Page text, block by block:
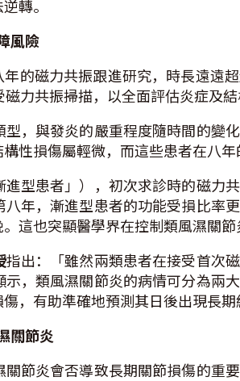
轉。
風險
的磁力共振跟進研究，時長遠遠
力共振掃描，以全面評估炎症及
，與發炎的嚴重程度隨時間的變
性損傷屬輕微，而這些患者在八年
型患者」），初次求診時的磁力
年，漸進型患者的功能受損比率
這也突顯醫學界在控制類風濕關節
指出：「雖然兩類患者在接受首次
，類風濕關節炎的病情可分為兩
，有助準確地預測其日後出現長期
關節炎
節炎會否導致長期關節損傷的重